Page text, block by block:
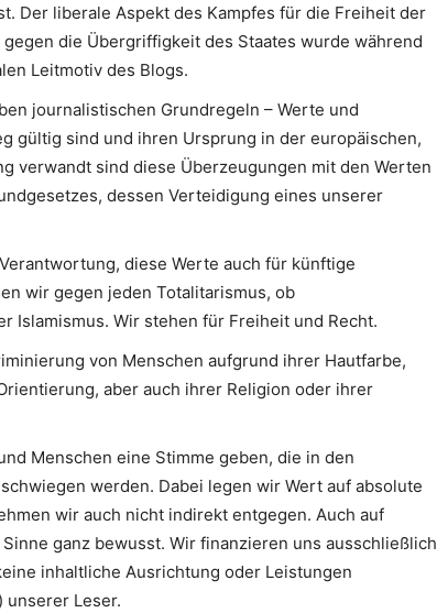
Der liberale Aspekt des Kampfes für die Freiheit der
die Übergriffigkeit des Staates wurde während
Leitmotiv des Blogs.
journalistischen Grundregeln – Werte und
gültig sind und ihren Ursprung in der europäischen,
verwandt sind diese Überzeugungen mit den Werten
dessen Verteidigung eines unserer
diese Werte auch für künftige
wir gegen jeden Totalitarismus, ob
Islamismus. Wir stehen für Freiheit und Recht.
von Menschen aufgrund ihrer Hautfarbe,
aber auch ihrer Religion oder ihrer
Menschen eine Stimme geben, die in den
werden. Dabei legen wir Wert auf absolute
wir auch nicht indirekt entgegen. Auch auf
ganz bewusst. Wir finanzieren uns ausschließlich
inhaltliche Ausrichtung oder Leistungen
unserer Leser.